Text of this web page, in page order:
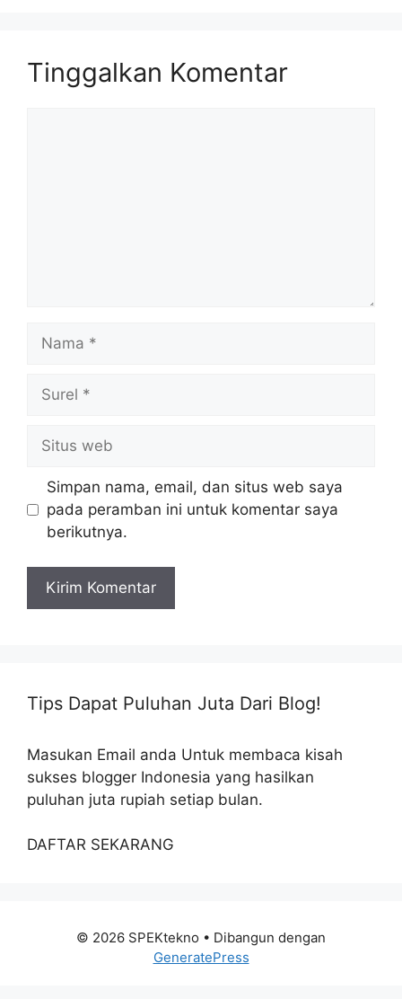
Tinggalkan Komentar
Nama
Surel
Situs
web
Simpan nama, email, dan situs web saya
pada peramban ini untuk komentar saya
berikutnya.
Tips Dapat Puluhan Juta Dari Blog!
Masukan Email anda Untuk membaca kisah
sukses blogger Indonesia yang hasilkan
puluhan juta rupiah setiap bulan.
DAFTAR SEKARANG
© 2026 SPEKtekno • Dibangun dengan
GeneratePress